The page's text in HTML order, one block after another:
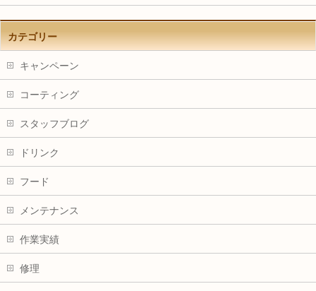
カテゴリー
キャンペーン
コーティング
スタッフブログ
ドリンク
フード
メンテナンス
作業実績
修理